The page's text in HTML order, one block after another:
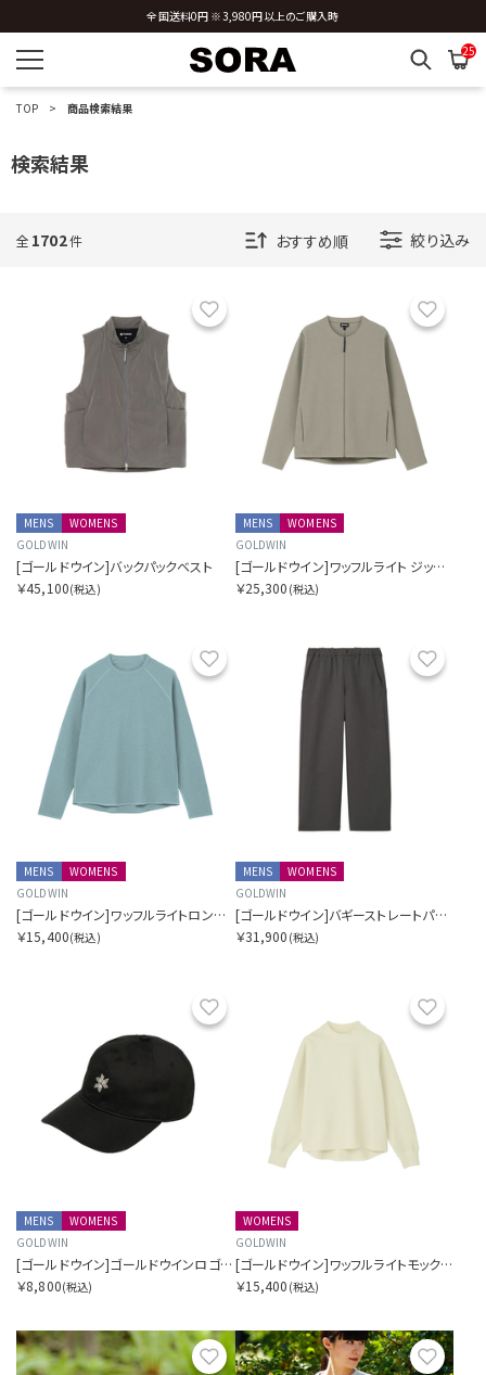
新規会員登録 ※今ならすぐに使える500円分のクーポンプレゼント
25
TOP 商品検索結果
検索結果
全 1702件 絞り込み
お気に入り
MENS
WOMENS
GOLDWIN
[ゴールドウイン]バックパックベスト
￥45,100(税込)
MENS
WOMENS
GOLDWIN
[ゴールドウイン]ワッフルライト ジップ カーディガン
￥25,300 (税込)
お気に入り
MENS
WOMENS
GOLDWIN
[ゴールドウイン]ワッフルライトロングスリーブティーシャツ
￥15,400(税込)
MENS
WOMENS
GOLDWIN
[ゴールドウイン]バギーストレートパンツ
￥31,900 (税込)
お気に入り
MENS
WOMENS
GOLDWIN
[ゴールドウイン]ゴールドウインロゴコットンキャップ
￥8,800(税込)
WOMENS
GOLDWIN
[ゴールドウイン]ワッフルライトモックネックロングスリーブティーシャツ
￥15,400 (税込)
お気に入り お気